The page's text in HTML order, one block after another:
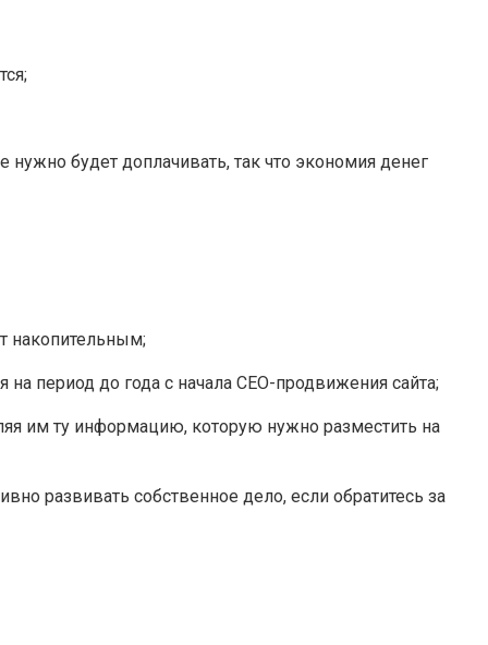
будет доплачивать, так что экономия денег
накопительным;
период до года с начала СЕО-продвижения сайта;
им ту информацию, которую нужно разместить на
развивать собственное дело, если обратитесь за